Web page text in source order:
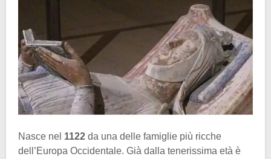
Nasce nel 1122 da una delle famiglie più ricche
dell’Europa Occidentale. Già dalla tenerissima età è